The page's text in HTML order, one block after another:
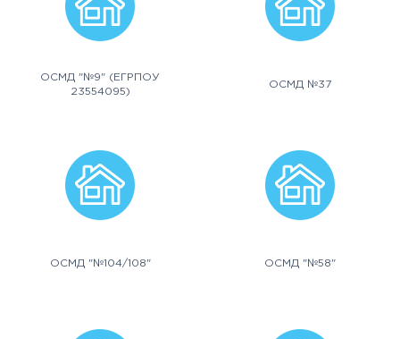
ОСМД "№9" (ЕГРПОУ
23554095)
ОСМД №37
ОСМД "№104/108" ОСМД "№58"